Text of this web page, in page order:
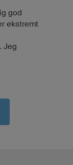
god
ekstremt
Jeg